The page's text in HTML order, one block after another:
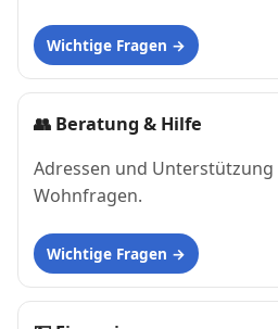
Wichtige Fragen
👥 Beratung & Hilfe
Adressen und
Wohnfragen.
Wichtige Fragen